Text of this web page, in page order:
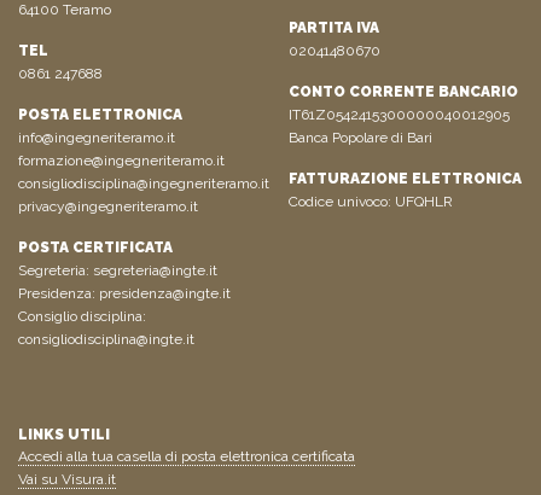
64100 Teramo
TEL
0861 247688
POSTA ELETTRONICA
info@ingegneriteramo.it
formazione@ingegneriteramo.it
consigliodisciplina@ingegneriteramo.it
privacy@ingegneriteramo.it
POSTA CERTIFICATA
Segreteria: segreteria@ingte.it
Presidenza: presidenza@ingte.it
Consiglio disciplina:
consigliodisciplina@ingte.it
PARTITA IVA
02041480670
CONTO CORRENTE BANCARIO
IT61Z0542415300000040012905
Banca Popolare di Bari
FATTURAZIONE ELETTRONICA
Codice univoco: UFQHLR
LINKS UTILI
Accedi alla tua casella di posta elettronica certificata
Vai su Visura.it